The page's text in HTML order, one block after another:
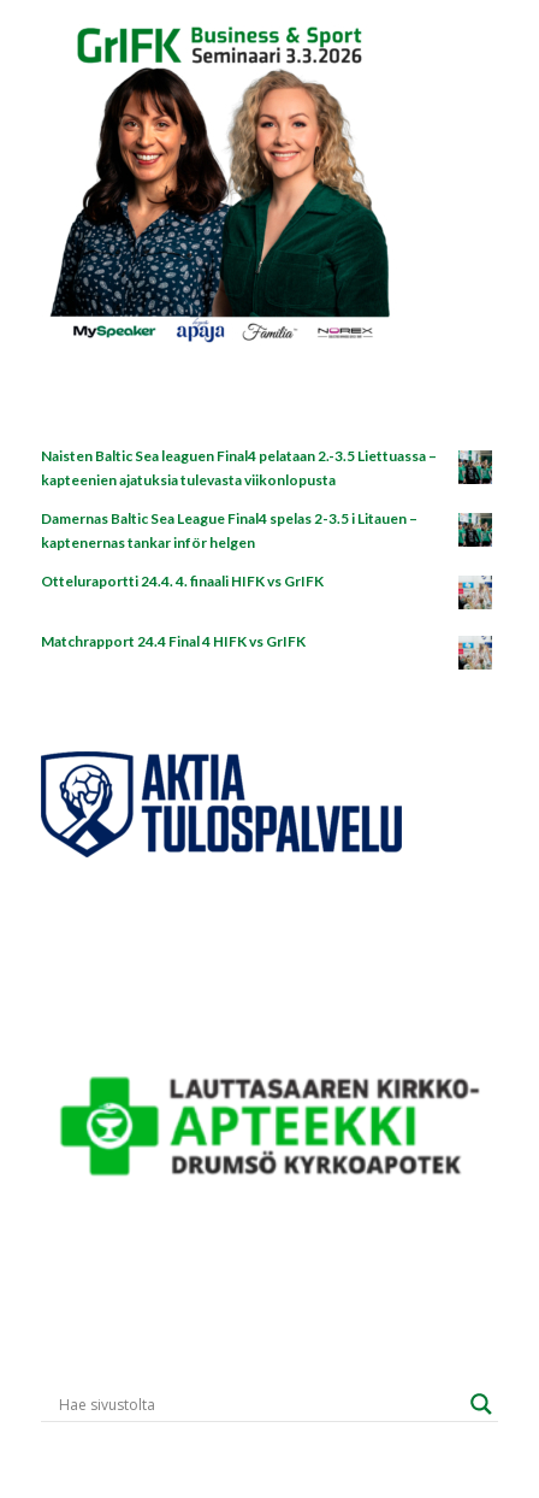
Naisten Baltic Sea leaguen Final4 pelataan 2.-3.5 Liettuassa –
kapteenien ajatuksia tulevasta viikonlopusta
Damernas Baltic Sea League Final4 spelas 2-3.5 i Litauen –
kaptenernas tankar inför helgen
Otteluraportti 24.4. 4. finaali HIFK vs GrIFK
Matchrapport 24.4 Final 4 HIFK vs GrIFK